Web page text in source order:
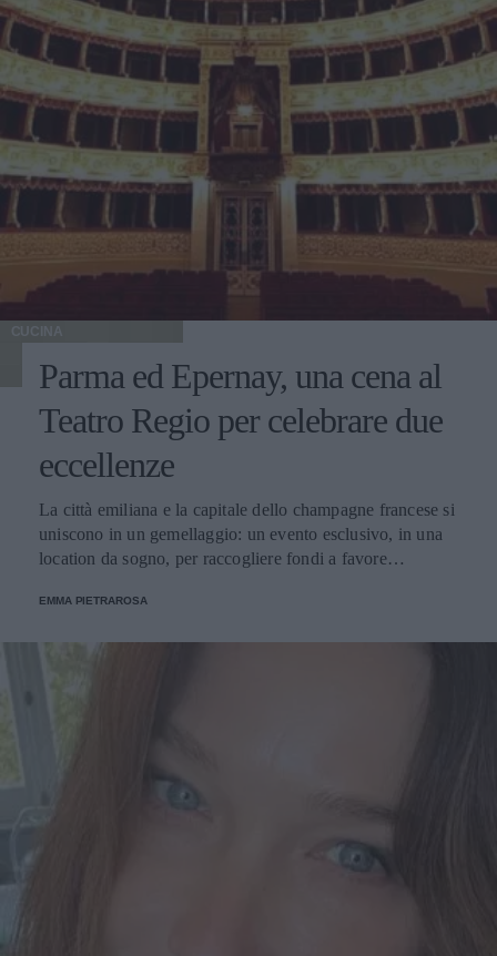
CUCINA
Parma ed Epernay, una cena al
Teatro Regio per celebrare due
eccellenze
La città emiliana e la capitale dello champagne francese si
uniscono in un gemellaggio: un evento esclusivo, in una
location da sogno, per raccogliere fondi a favore
EMMA PIETRAROSA